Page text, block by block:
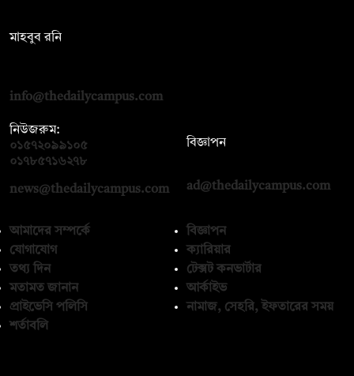
মাহবুব রনি
info@thedailycampus.com
নিউজরুম:
০১৫৭২০৯৯১০৫
০১৭৮৫৭১৬২৭৮
news@thedailycampus.com
বিজ্ঞাপন
ad@thedailycampus.com
আমাদের সম্পর্কে
যোগাযোগ
তথ্য দিন
মতামত জানান
প্রাইভেসি পলিসি
শর্তাবলি
বিজ্ঞাপন
ক্যারিয়ার
টেক্সট কনভার্টার
আর্কাইভ
নামাজ, সেহরি, ইফতারের সময়